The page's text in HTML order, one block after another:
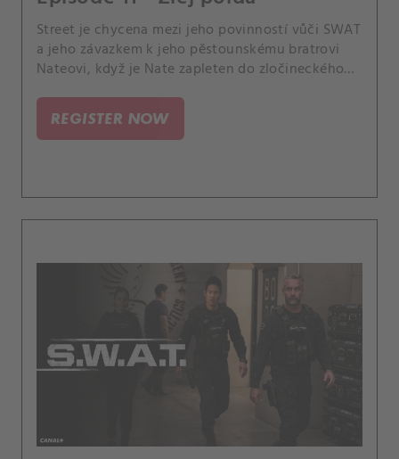
Street je chycena mezi jeho povinností vůči SWAT
a jeho závazkem k jeho pěstounskému bratrovi
Nateovi, když je Nate zapleten do zločineckého
SWAT jde za bezohlednou skupinou, která
používá smrtící sílu, když rabuje v kasinech.
REGISTER NOW